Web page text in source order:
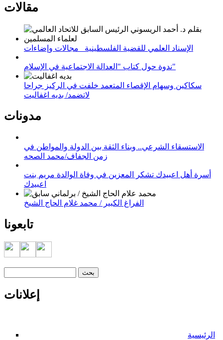
مقالات
الإسناد العلمي للقضية الفلسطينية_ مجالات وإضاءات
ندوة حول كتاب "العدالة الاجتماعية في الإسلام"
سكاكين وسهام الإقصاء المتعمد خلفت في الركيز جراحا
لاتضمد/ بديه اغفاليت
مدونات
الاستسقاء الشرعي.. وبناء الثقة بين الدولة والمواطن في
زمن الجفاف/محمد الصحه
أسرة أهل اعبيدك تشكر المعزين في وفاة الوالدة مريم بنت
اعبيدك
الفراغ الكبير / محمد غلام الحاج الشيخ
تابعونا
إعلانات
الرئيسية